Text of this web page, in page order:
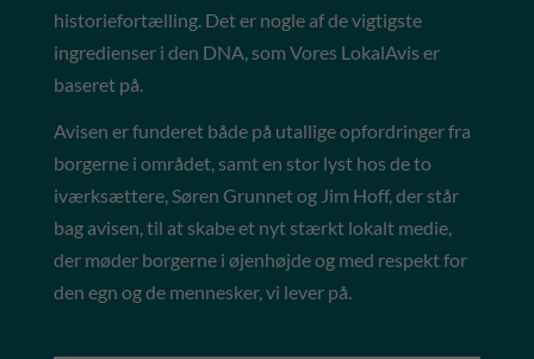
historiefortælling. Det er nogle af de vigtigste
ingredienser i den DNA, som Vores LokalAvis er
baseret på.
Avisen er funderet både på utallige opfordringer fra
borgerne i området, samt en stor lyst hos de to
iværksættere, Søren Grunnet og Jim Hoff, der står
bag avisen, til at skabe et nyt stærkt lokalt medie,
der møder borgerne i øjenhøjde og med respekt for
den egn og de mennesker, vi lever på.